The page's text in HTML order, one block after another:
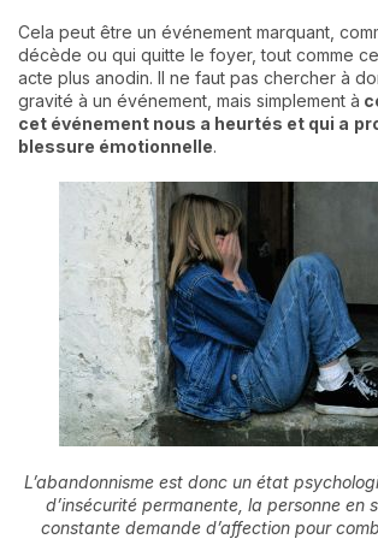
Cela peut être un événement marquant,
décède ou qui quitte le foyer, tout comme
acte plus anodin. Il ne faut pas chercher à
gravité à un événement, mais simplement à
cet événement nous a heurtés et qui a
blessure émotionnelle.
L’abandonnisme est donc un état
d’insécurité permanente, la personne en
constante demande d’affection pour